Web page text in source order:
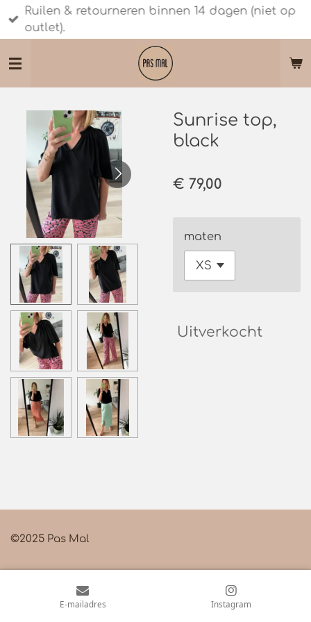
Ga
direct
de
Ruilen & retourneren binnen 14 dagen (niet op
outlet).
Sunrise top,
black
€ 79,00
maten
Uitverkocht
©2025 Pas Mal
E-mailadres Instagram